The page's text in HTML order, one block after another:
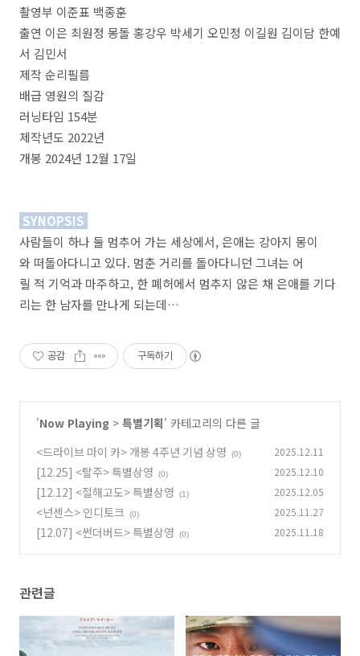
촬영부 이준표 백종훈
출연 이은 최원정 몽돌 홍강우 박세기 오민정 이길원 김이담 한예
서 김민서
제작 순리필름
배급 영원의 질감
러닝타임 154분
제작년도 2022년
개봉 2024년 12월 17일
SYNOPSIS
사람들이 하나 둘 멈추어 가는 세상에서, 은애는 강아지 몽이
와 떠돌아다니고 있다. 멈춘 거리를 돌아다니던 그녀는 어
릴 적 기억과 마주하고, 한 폐허에서 멈추지 않은 채 은애를 기다
리는 한 남자를 만나게 되는데…
공감 구독하기
'Now Playing > 특별기획' 카테고리의 다른 글
<드라이브 마이 카> 개봉 4주년 기념 상영
(0) 2025.12.11
[12.25] <탈주> 특별상영 (0) 2025.12.10
[12.12] <절해고도> 특별상영 (1) 2025.12.05
<넌센스> 인디토크 (0) 2025.11.27
[12.07] <썬더버드> 특별상영 (0) 2025.11.18
관련글